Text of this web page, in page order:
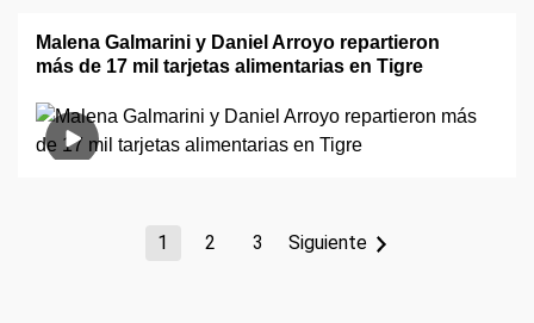
Malena Galmarini y Daniel Arroyo repartieron
más de 17 mil tarjetas alimentarias en Tigre
1 2 3 Siguiente